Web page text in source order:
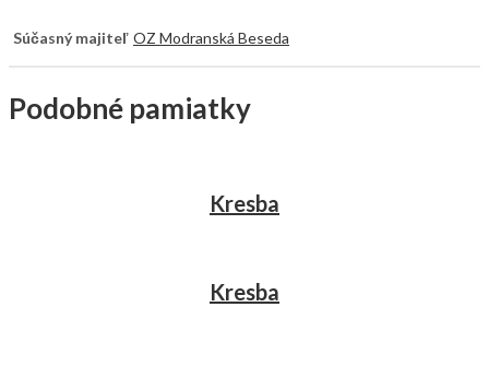
Súčasný majiteľ OZ Modranská Beseda
Podobné pamiatky
Kresba
Kresba